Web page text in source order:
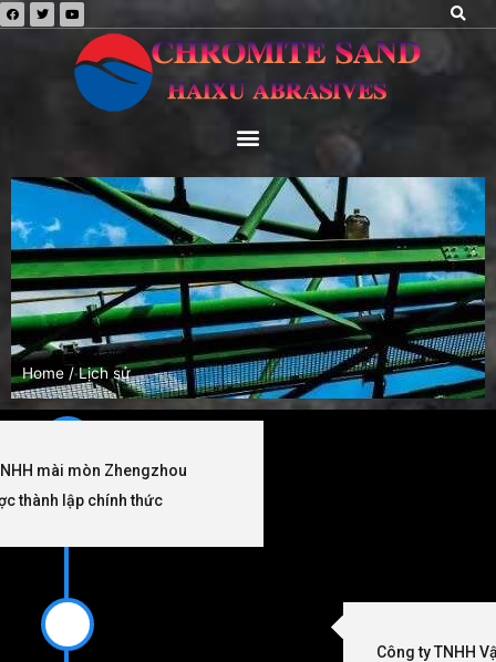
Home / Lịch sử
mài mòn Zhengzhou
thành lập chính thức
Công ty TNHH